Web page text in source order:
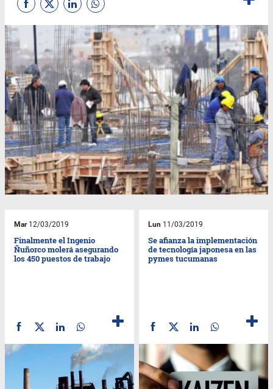
Mar12/03/2019
Finalmente el Ingenio
Ñuñorco molerá asegurando
los 450 puestos de trabajo
Lun 11/03/2019
Se afianza la implementación
de tecnología japonesa en las
pymes tucumanas